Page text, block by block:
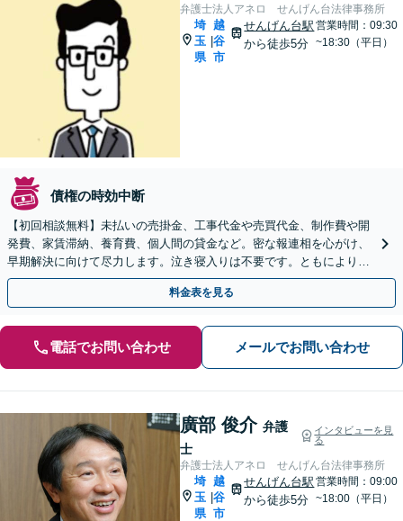
弁護士法人アネロ せんげん台法律事務所
埼
玉
県
|
越
谷
市
せんげん台駅
から徒歩5分
営業時間：09:30
~18:30（平日）
債権の時効中断
【初回相談無料】未払いの売掛金、工事代金や売買代金、制作費や開
発費、家賃滞納、養育費、個人間の貸金など。密な報連相を心がけ、
早期解決に向けて尽力します。泣き寝入りは不要です。ともにより良
い解決方法を模索しましょう【せんげん台駅5分】
料金表を見る
電話でお問い合わせ メールでお問い合わせ
廣部 俊介 弁護
士
インタビューを見
る
弁護士法人アネロ せんげん台法律事務所
埼
玉
県
|
越
谷
市
せんげん台駅
から徒歩5分
営業時間：09:00
~18:00（平日）